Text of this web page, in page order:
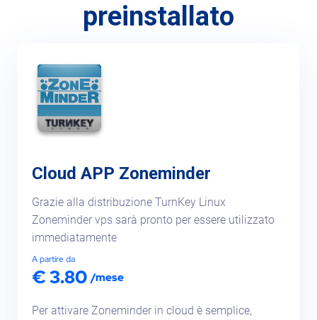
preinstallato
Cloud APP Zoneminder
Grazie alla distribuzione TurnKey Linux
Zoneminder vps sarà pronto per essere utilizzato
immediatamente
A partire da
€ 3.80 /mese
Per attivare Zoneminder in cloud è semplice,